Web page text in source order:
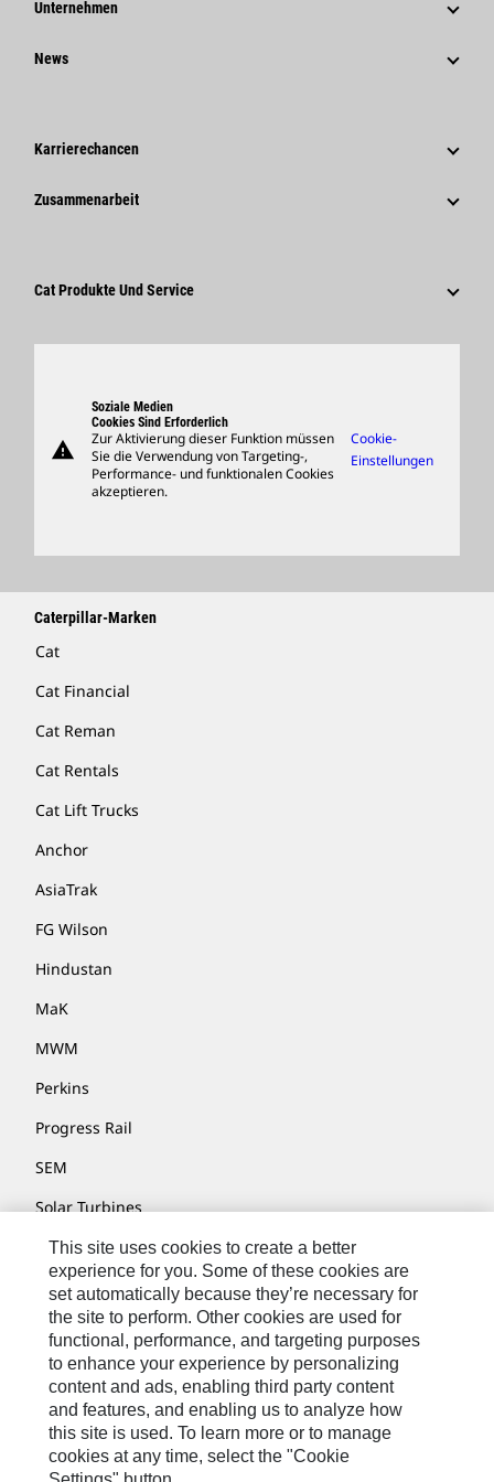
Unternehmen
Strategie
Verhaltenskodex
Innovation
News
Unternehmensweite Pressemitteilungen
Karrierechancen
Warum Caterpillar?
Zusammenarbeit
Lieferanten
Cat Produkte Und Service
Support
Merchandise
Händler Suchen
warning
Soziale Medien
Cookies Sind Erforderlich
Zur Aktivierung dieser Funktion müssen
Sie die Verwendung von Targeting-,
Performance- und funktionalen Cookies
akzeptieren.
Cookie-
Einstellungen
Caterpillar-Marken
Cat
Cat Financial
Cat Reman
Cat Rentals
Cat Lift Trucks
Anchor
AsiaTrak
FG Wilson
Hindustan
MaK
MWM
Perkins
Progress Rail
SEM
Solar Turbines
SPM Oil & Gas
Turner Powertrain Systems
Kontakt/Imprint
Sitemap
Cookie Settings
This site uses cookies to create a better
experience for you. Some of these cookies are
set automatically because they’re necessary for
the site to perform. Other cookies are used for
functional, performance, and targeting purposes
to enhance your experience by personalizing
content and ads, enabling third party content
and features, and enabling us to analyze how
this site is used. To learn more or to manage
cookies at any time, select the "Cookie